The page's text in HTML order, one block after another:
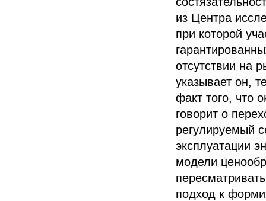
из Центра
при которой
отсутствии на
указывает он,
факт того, что
говорит о
регулируемый
эксплуатации
модели
подход к